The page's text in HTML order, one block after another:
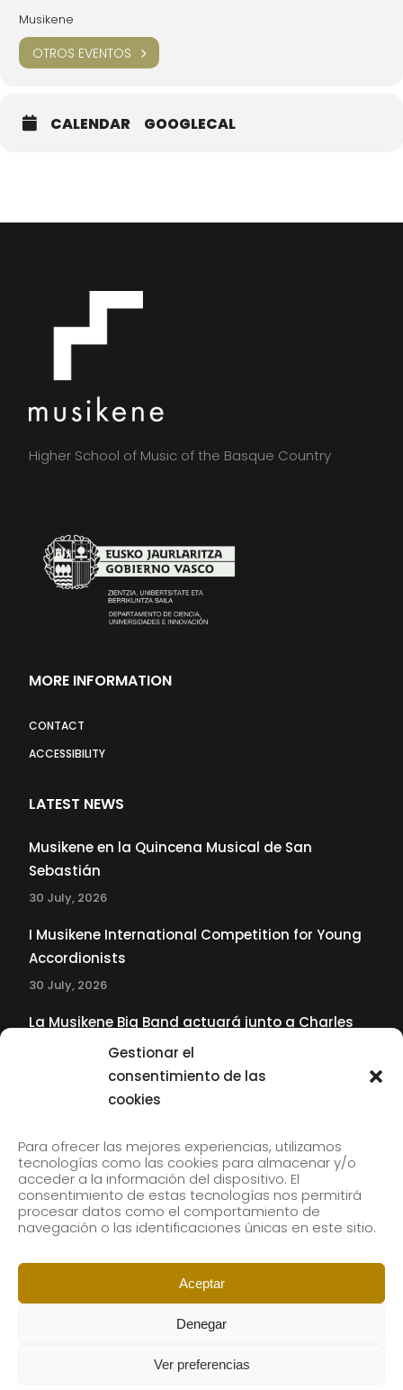
Gestionar el
consentimiento de las
cookies
Para ofrecer las mejores experiencias, utilizamos
tecnologías como las cookies para almacenar y/o
acceder a la información del dispositivo. El
consentimiento de estas tecnologías nos permitirá
procesar datos como el comportamiento de
navegación o las identificaciones únicas en este sitio.
Aceptar
Denegar
Ver preferencias
Musikene
OTROS EVENTOS
CALENDAR GOOGLECAL
Higher School of Music of the Basque Country
MORE INFORMATION
CONTACT
ACCESSIBILITY
LATEST NEWS
Musikene en la Quincena Musical de San
Sebastián
30 July, 2026
I Musikene International Competition for Young
Accordionists
30 July, 2026
La Musikene Big Band actuará junto a Charles
Tolliver en el 61 Jazzaldia
Subscribe to our newsletter to receive our news by
email.